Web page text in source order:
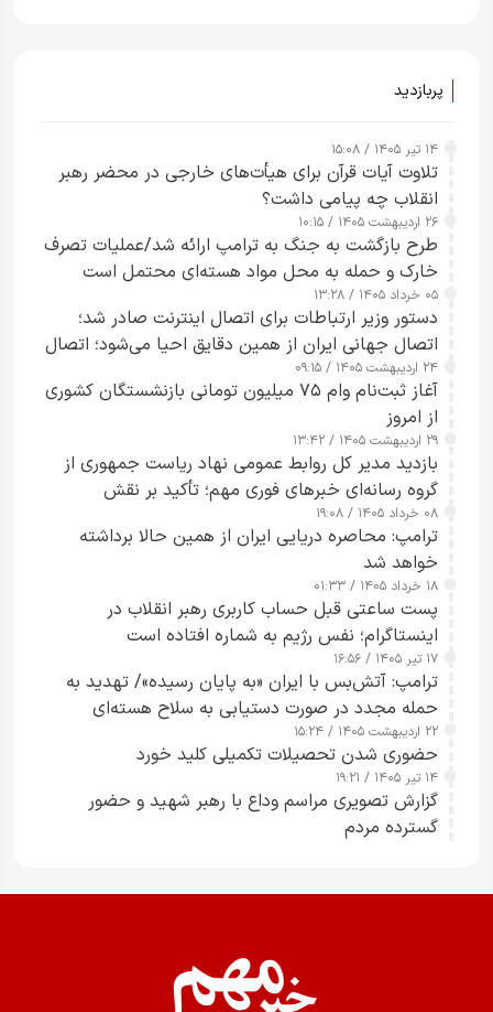
پربازدید
۱۴ تیر ۱۴۰۵ / ۱۵:۰۸
تلاوت آیات قرآن برای هیأت‌های خارجی در محضر رهبر
انقلاب چه پیامی داشت؟
۲۶ اردیبهشت ۱۴۰۵ / ۱۰:۱۵
طرح‌ بازگشت به جنگ به ترامپ ارائه شد/عملیات تصرف
خارک و حمله به محل مواد هسته‌ای محتمل است
۰۵ خرداد ۱۴۰۵ / ۱۳:۲۸
دستور وزیر ارتباطات برای اتصال اینترنت صادر شد؛
اتصال جهانی ایران از همین دقایق احیا می‌شود؛ اتصال
کامل مردم تا ۲۴ ساعت آینده
۲۴ اردیبهشت ۱۴۰۵ / ۰۹:۱۵
آغاز ثبت‌نام وام ۷۵ میلیون تومانی بازنشستگان کشوری
از امروز
۲۹ اردیبهشت ۱۴۰۵ / ۱۳:۴۲
بازدید مدیر کل روابط عمومی نهاد ریاست جمهوری از
گروه رسانه‌ای خبرهای فوری مهم؛ تأکید بر نقش
رسانه‌های هوشمند و مسئول در ارتقای آگاهی عمومی
۰۸ خرداد ۱۴۰۵ / ۱۹:۰۸
ترامپ: محاصره دریایی ایران از همین حالا برداشته
خواهد شد
۱۸ خرداد ۱۴۰۵ / ۰۱:۳۳
پست ساعتی قبل حساب کاربری رهبر انقلاب در
اینستاگرام؛ نفس رژیم به شماره افتاده است​
۱۷ تیر ۱۴۰۵ / ۱۶:۵۶
ترامپ: آتش‌بس با ایران «به پایان رسیده»/ تهدید به
حمله مجدد در صورت دستیابی به سلاح هسته‌ای
۲۲ اردیبهشت ۱۴۰۵ / ۱۵:۲۴
حضوری شدن تحصیلات تکمیلی کلید خورد
۱۴ تیر ۱۴۰۵ / ۱۹:۲۱
گزارش تصویری مراسم وداع با رهبر شهید و حضور
گسترده مردم